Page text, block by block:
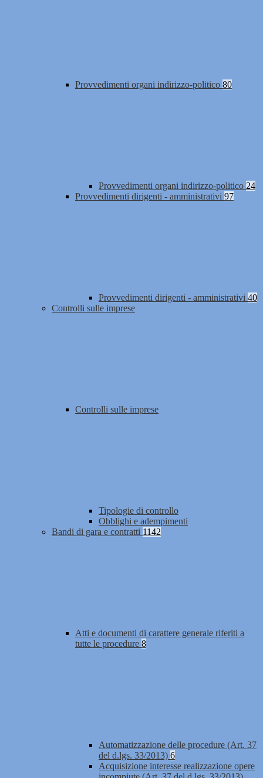
Provvedimenti organi indirizzo-politico 80
Provvedimenti organi indirizzo-politico 24
Provvedimenti dirigenti - amministrativi 97
Provvedimenti dirigenti - amministrativi 40
Controlli sulle imprese
Controlli sulle imprese
Tipologie di controllo
Obblighi e adempimenti
Bandi di gara e contratti 1142
Atti e documenti di carattere generale riferiti a
tutte le procedure 8
Automatizzazione delle procedure (Art. 37
del d.lgs. 33/2013) 6
Acquisizione interesse realizzazione opere